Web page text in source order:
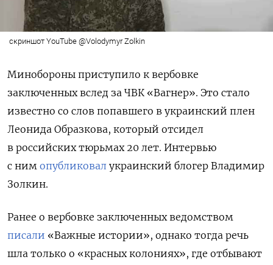
скриншот YouTube @Volodymyr Zolkin
Минобороны приступило к вербовке
заключенных вслед за ЧВК «Вагнер». Это стало
известно со слов попавшего в украинский плен
Леонида Образкова, который отсидел
в российских тюрьмах 20 лет. Интервью
с ним опубликовал украинский блогер Владимир
Золкин.
Ранее о вербовке заключенных ведомством
писали «Важные истории», однако тогда речь
шла только о «красных колониях», где отбывают